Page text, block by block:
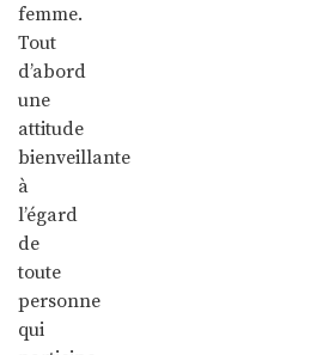
femme.
Tout
d’abord
une
attitude
bienveillante
à
l’égard
de
toute
personne
qui